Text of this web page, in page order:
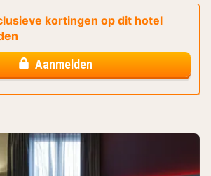
kortingen op dit hotel
Aanmelden